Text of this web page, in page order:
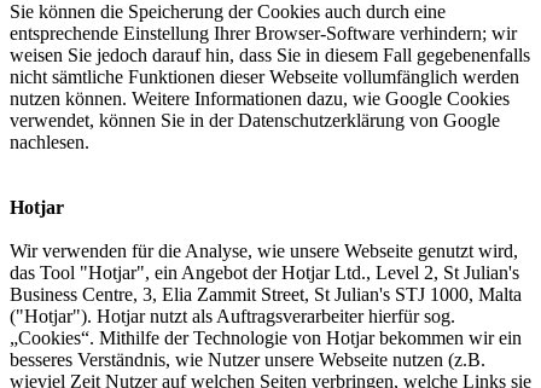
Sie können die Speicherung der Cookies auch durch eine
entsprechende Einstellung Ihrer Browser-Software verhindern; wir
weisen Sie jedoch darauf hin, dass Sie in diesem Fall gegebenenfalls
nicht sämtliche Funktionen dieser Webseite vollumfänglich werden
nutzen können. Weitere Informationen dazu, wie Google Cookies
verwendet, können Sie in der Datenschutzerklärung von Google
nachlesen.
Hotjar
Wir verwenden für die Analyse, wie unsere Webseite genutzt wird,
das Tool "Hotjar", ein Angebot der Hotjar Ltd., Level 2, St Julian's
Business Centre, 3, Elia Zammit Street, St Julian's STJ 1000, Malta
("Hotjar"). Hotjar nutzt als Auftragsverarbeiter hierfür sog.
„Cookies“. Mithilfe der Technologie von Hotjar bekommen wir ein
besseres Verständnis, wie Nutzer unsere Webseite nutzen (z.B.
wieviel Zeit Nutzer auf welchen Seiten verbringen, welche Links sie